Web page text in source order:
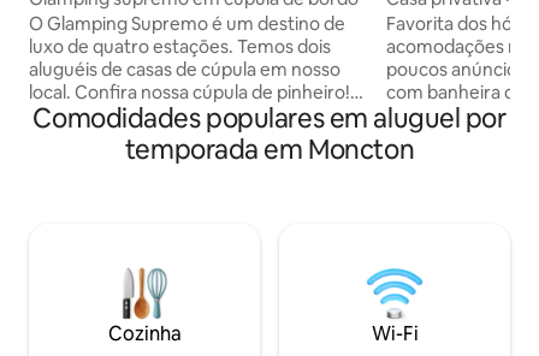
O Glamping Supremo é um destino de
luxo de quatro estações. Temos dois
aluguéis de casas de cúpula em nosso
local. Confira nossa cúpula de pinheiro!
Os hóspedes poderão desfrutar de
SAUNA PRIVADA, JACUZZI GRANDE
PRIVADO, mesa de fogo em cada
grandes com vista panorâmica que
criam uma mistura perfeita com a
natureza. Estas acomodações em
domos são uma escolha ideal para umas
hidromassagem ·
5%
Favorita dos
acomodações no
poucos anúncios
com banheira de
privativa, sauna
interior que
fotos. Mais de
polegadas. Três
entrada privativa,
sem espaços
de hotel
Comodidades populares em aluguel por
temporada em Moncton
Cozinha Wi-Fi